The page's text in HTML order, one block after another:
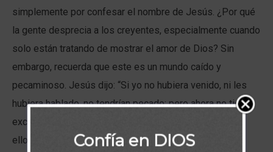
simplemente por confesar el nombre de Jesús. ¿Por qué
la gente desprecia a los creyentes, especialmente cuando
solo están tratando de mostrar el amor de Dios? Sin
embargo, recuerda que este es un mundo caído y
pecaminoso. Jesús dijo: “Si yo no hubiera venido, ni les
hubiera hablado, no tendrían pecado; pero ahora no tienen
excusa por su pecado” (Juan 15:22). En otras palabras,
ellos saben que tienen que dar cuenta de su pecado, y
Confía en DIOS